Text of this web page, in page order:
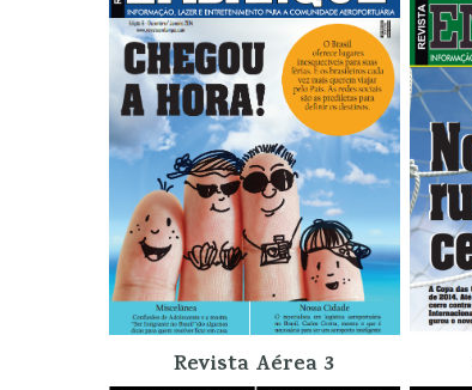
Revista Aérea 3